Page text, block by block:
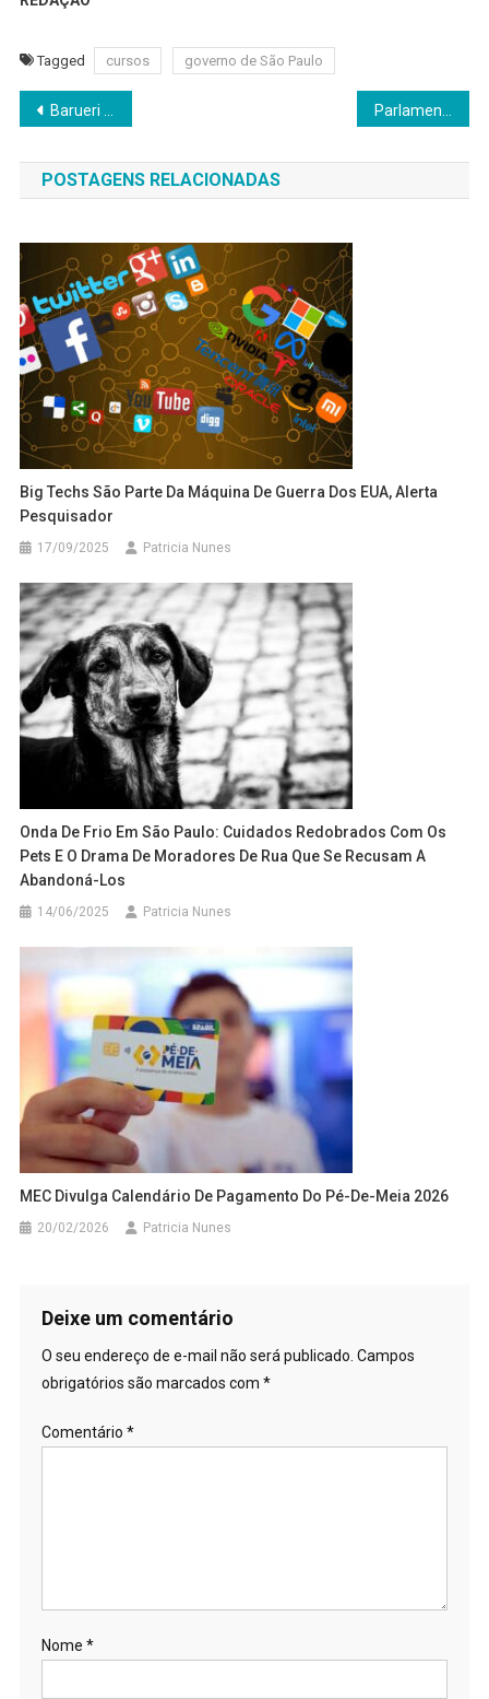
Tagged cursos governo de São Paulo
Navegação
de
Post
Barueri anuncia vaga para Auxiliar de Logística na J&T Express Brazil
POSTAGENS RELACIONADAS
Big Techs São Parte Da Máquina De Guerra Dos EUA, Alerta
Pesquisador
17/09/2025 Patricia Nunes
Onda De Frio Em São Paulo: Cuidados Redobrados Com Os
Pets E O Drama De Moradores De Rua Que Se Recusam A
Abandoná-Los
14/06/2025 Patricia Nunes
MEC Divulga Calendário De Pagamento Do Pé-De-Meia 2026
20/02/2026 Patricia Nunes
Deixe um comentário
O seu endereço de e-mail não será publicado. Campos
obrigatórios são marcados com *
Comentário *
Nome *